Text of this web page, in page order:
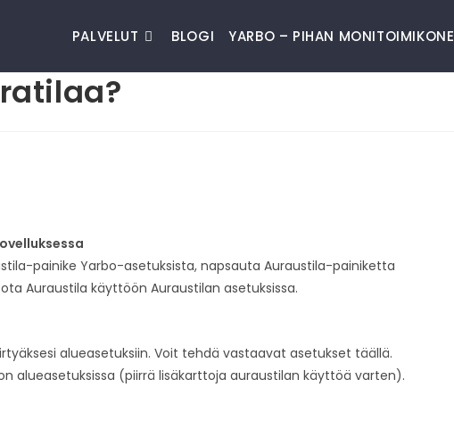
PALVELUT BLOGI YARBO – PIHAN MONITOIMIKONE
painike Yarbo-asetuksista, napsauta Auraustila-painiketta
Auraustila käyttöön Auraustilan asetuksissa.
alueasetuksiin. Voit tehdä vastaavat asetukset täällä.
alueasetuksissa (piirrä lisäkarttoja auraustilan käyttöä varten).